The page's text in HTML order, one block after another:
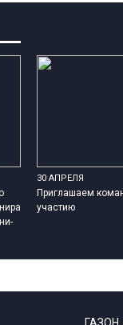
30 АПРЕЛЯ
Приглашаем
участию